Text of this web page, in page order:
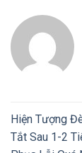
Hiện Tượng
Tắt Sau 1-2